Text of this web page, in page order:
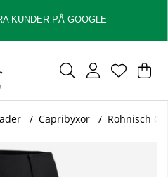
KUNDER PÅ GOOGLE
.
Capribyxor Röhnisch
Embrace 110673 Svart